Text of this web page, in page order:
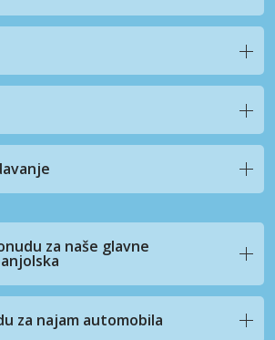
za naše glavne
za najam automobila